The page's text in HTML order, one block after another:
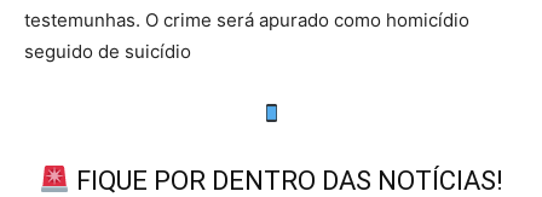
testemunhas. O crime será apurado como homicídio
seguido de suicídio
FIQUE POR DENTRO DAS NOTÍCIAS!